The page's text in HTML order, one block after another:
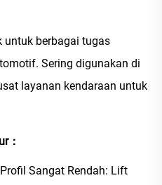
untuk berbagai tugas
Sering digunakan di
layanan kendaraan untuk
：
Sangat Rendah: Lift